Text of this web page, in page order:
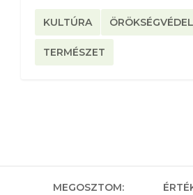
KULTÚRA
TERMÉSZET
MEGOSZTOM: